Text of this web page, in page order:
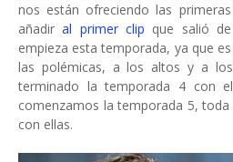
nos están ofreciendo las
añadiral primer clip que salió
empieza esta temporada, ya que
las polémicas, a los altos y a
terminado la temporada 4 con
comenzamos la temporada 5,
con ellas.